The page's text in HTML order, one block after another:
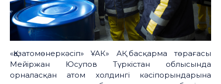
«Қазатомөнеркәсіп» ҰАК» АҚ басқарма төрағасы
Мейіржан Юсупов Түркістан облысында
орналасқан атом холдингі кәсіпорындарына